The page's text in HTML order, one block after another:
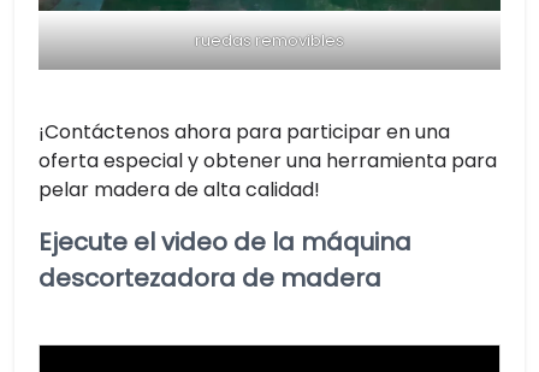
ruedas removibles
¡Contáctenos ahora para participar en una
oferta especial y obtener una herramienta para
pelar madera de alta calidad!
Ejecute el video de la máquina
descortezadora de madera